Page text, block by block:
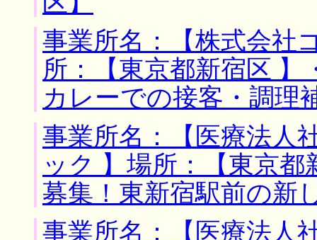
事業所名：【株式会社
所：【東京都新宿区
カレーでの接客・調理
事業所名：【医療法
ック 】場所：【東京
募集！東新宿駅前の新
事業所名：【医療法